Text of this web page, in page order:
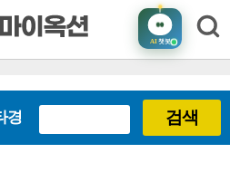
AI챗봇
경 검색